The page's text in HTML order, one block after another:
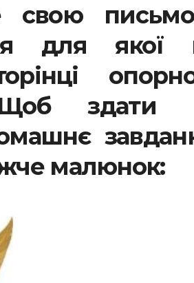
свою
для якої
Щоб здати
малюнок: